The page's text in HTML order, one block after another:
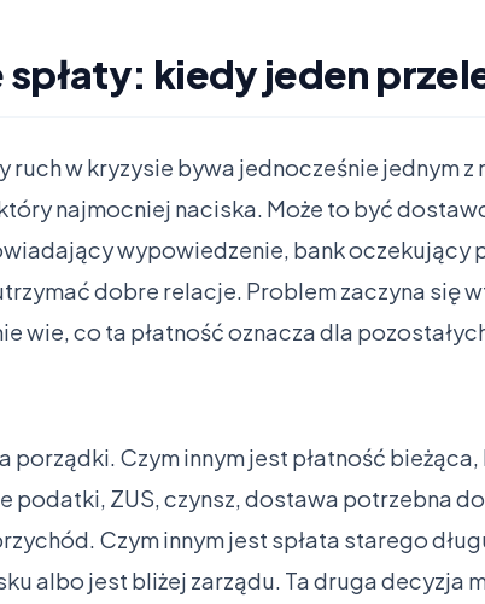
kiedy jeden
w kryzysie bywa jednocześnie jednym
najmocniej naciska. Może to być
wypowiedzenie, bank oczekujący
dobre relacje. Problem zaczyna się
wie, co ta płatność oznacza dla
porządki. Czym innym jest płatność
podatki, ZUS, czynsz, dostawa potrzebna
Czym innym jest spłata starego
albo jest bliżej zarządu. Ta druga decyzja